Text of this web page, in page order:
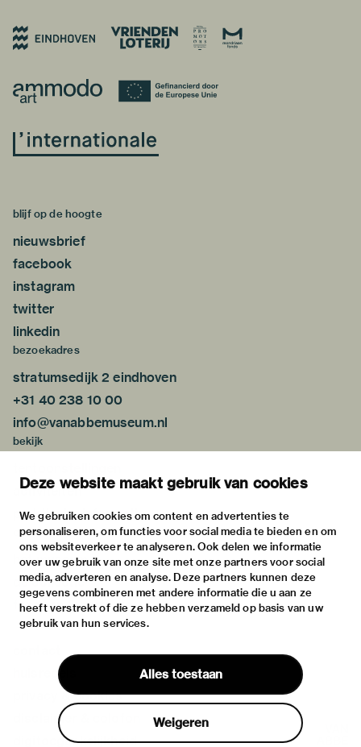
Deze website maakt gebruik van cookies
We gebruiken cookies om content en advertenties te
personaliseren, om functies voor social media te bieden en om
ons websiteverkeer te analyseren. Ook delen we informatie
over uw gebruik van onze site met onze partners voor social
media, adverteren en analyse. Deze partners kunnen deze
gegevens combineren met andere informatie die u aan ze
heeft verstrekt of die ze hebben verzameld op basis van uw
gebruik van hun services.
Alles toestaan
Weigeren
blijf op de hoogte
nieuwsbrief
facebook
instagram
twitter
linkedin
bezoekadres
stratumsedijk 2 eindhoven
+31 40 238 10 00
info@vanabbemuseum.nl
bekijk
activiteiten
praktische informatie
over
het museum
de collectie
fondsen & partners
huisregels
privacy & cookies
disclaimer & colofon
digitoegankelijkheid